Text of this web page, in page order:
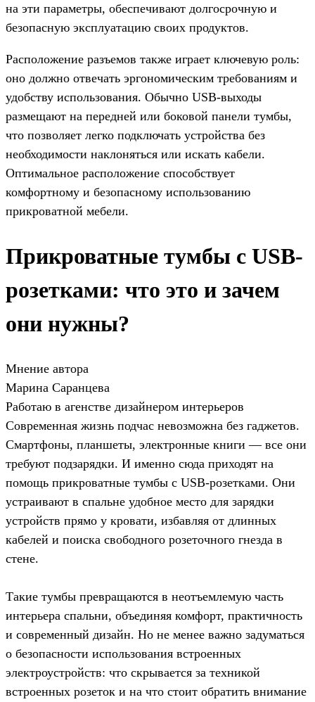
на эти параметры, обеспечивают долгосрочную и
безопасную эксплуатацию своих продуктов.
Расположение разъемов также играет ключевую роль:
оно должно отвечать эргономическим требованиям и
удобству использования. Обычно USB-выходы
размещают на передней или боковой панели тумбы,
что позволяет легко подключать устройства без
необходимости наклоняться или искать кабели.
Оптимальное расположение способствует
комфортному и безопасному использованию
прикроватной мебели.
Прикроватные тумбы с USB-
розетками: что это и зачем
они нужны?
Мнение автора
Марина Саранцева
Работаю в агенстве дизайнером интерьеров
Современная жизнь подчас невозможна без гаджетов.
Смартфоны, планшеты, электронные книги — все они
требуют подзарядки. И именно сюда приходят на
помощь прикроватные тумбы с USB-розетками. Они
устраивают в спальне удобное место для зарядки
устройств прямо у кровати, избавляя от длинных
кабелей и поиска свободного розеточного гнезда в
стене.
Такие тумбы превращаются в неотъемлемую часть
интерьера спальни, объединяя комфорт, практичность
и современный дизайн. Но не менее важно задуматься
о безопасности использования встроенных
электроустройств: что скрывается за техникой
встроенных розеток и на что стоит обратить внимание